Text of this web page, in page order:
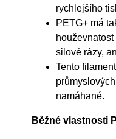
rychlejšího
PETG+ má
silové rázy,
Tento
namáhané.
Běžné vlastnosti